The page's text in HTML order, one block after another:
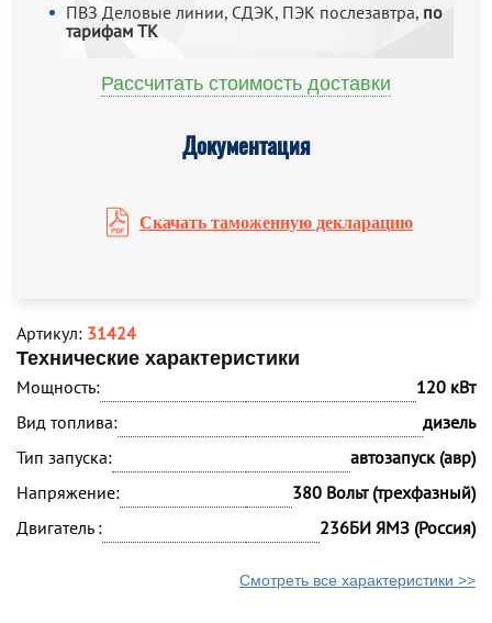
ПВЗ Деловые линии, СДЭК, ПЭК послезавтра, по
тарифам ТК
Рассчитать стоимость доставки
Документация
Скачать таможенную декларацию
Артикул: 31424
Технические характеристики
Мощность:
120 кВт
Вид топлива:
дизель
Тип запуска:
автозапуск (авр)
Напряжение:
380 Вольт (трехфазный)
Двигатель :
236БИ ЯМЗ (Россия)
Смотреть все характеристики >>